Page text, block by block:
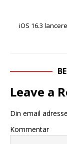
iOS 16.3
Leave a
Din email
Kommentar